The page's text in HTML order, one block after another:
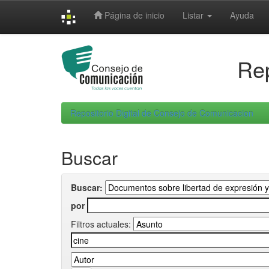
Página de inicio Listar Ayuda
Repositorio Digital de Consejo de Comunicacion
Buscar
Buscar:
por
Filtros actuales: